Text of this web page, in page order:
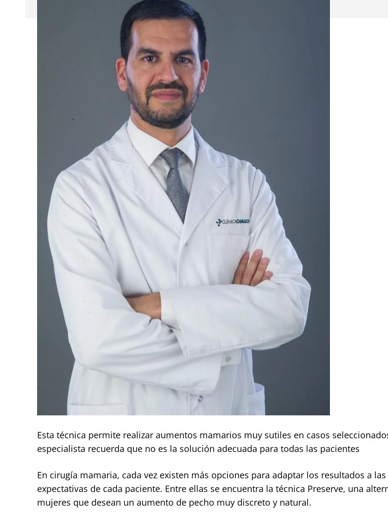
Esta técnica permite realizar aumentos mamarios muy sutiles en casos
especialista recuerda que no es la solución adecuada para todas las pacientes
En cirugía mamaria, cada vez existen más opciones para adaptar los resultados a
expectativas de cada paciente. Entre ellas se encuentra la técnica Preserve, una
mujeres que desean un aumento de pecho muy discreto y natural.